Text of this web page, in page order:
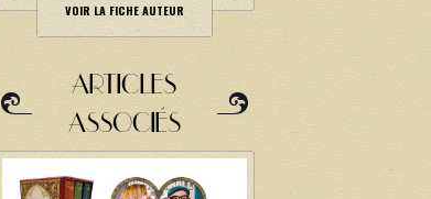
VOIR LA FICHE AUTEUR
ARTICLES
ASSOCIÉS